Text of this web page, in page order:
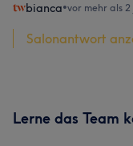
bianca•vor mehr als 2
Salonantwort
Lerne das Team